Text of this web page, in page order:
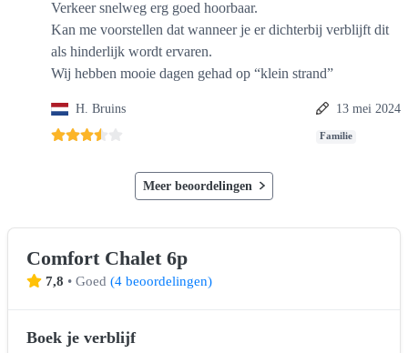
Verkeer snelweg erg goed hoorbaar.
Kan me voorstellen dat wanneer je er dichterbij verblijft dit
als hinderlijk wordt ervaren.
Wij hebben mooie dagen gehad op “klein strand”
H. Bruins 13 mei 2024
Familie
Meer beoordelingen
Comfort Chalet 6p
7,8 • Goed (4 beoordelingen)
Boek je verblijf